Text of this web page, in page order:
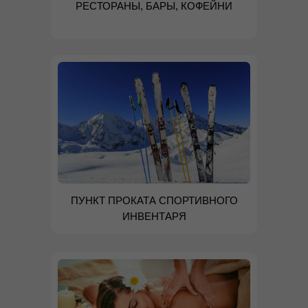
РЕСТОРАНЫ, БАРЫ, КОФЕЙНИ
ПУНКТ ПРОКАТА СПОРТИВНОГО
ИНВЕНТАРЯ